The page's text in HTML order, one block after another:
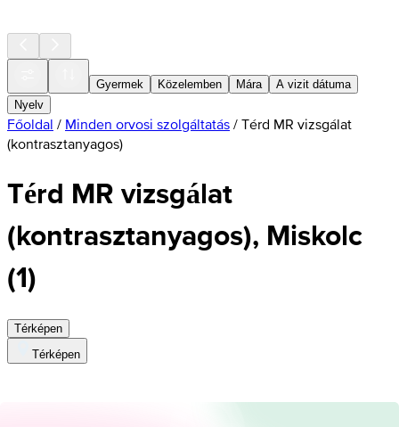
Gyermek Közelemben Mára
A vizit dátuma
Nyelv
Főoldal / Minden orvosi szolgáltatás / Térd MR vizsgálat
(kontrasztanyagos)
Térd MR vizsgálat
(kontrasztanyagos), Miskolc
(1)
Térképen
Térképen